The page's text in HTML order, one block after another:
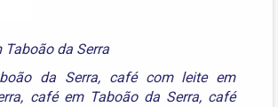
Taboão da Serra
da Serra, café com leite em
, café em Taboão da Serra, café